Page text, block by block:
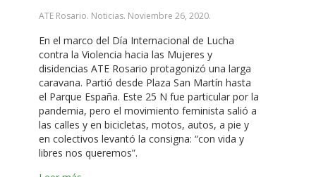
ATE Rosario. Noticias. Noviembre 26, 2020.
En el marco del Día Internacional de Lucha
contra la Violencia hacia las Mujeres y
disidencias ATE Rosario protagonizó una larga
caravana. Partió desde Plaza San Martín hasta
el Parque España. Este 25 N fue particular por la
pandemia, pero el movimiento feminista salió a
las calles y en bicicletas, motos, autos, a pie y
en colectivos levantó la consigna: “con vida y
libres nos queremos”.